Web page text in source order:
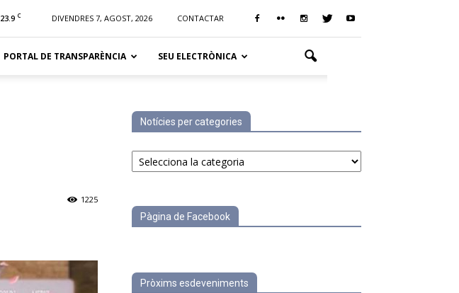
23.9 C DIVENDRES 7, AGOST, 2026 CONTACTAR
PORTAL DE TRANSPARÈNCIA SEU ELECTRÒNICA
1225
Notícies per categories
Notícies
per
Pàgina de Facebook
Pròxims esdeveniments